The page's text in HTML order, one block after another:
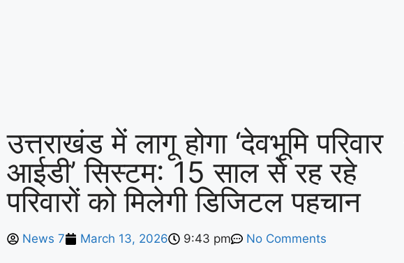
उत्तराखंड में लागू होगा ‘देवभूमि परिवार
आईडी’ सिस्टम: 15 साल से रह रहे
परिवारों को मिलेगी डिजिटल पहचान
News 7 March 13, 2026 9:43 pm No Comments